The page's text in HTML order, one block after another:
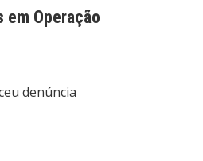
em Operação
denúncia